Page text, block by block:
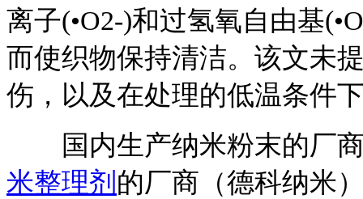
离子(•O2-)和过氢氧自由基
而使织物保持清洁。该文未
伤，以及在处理的低温条件
国内生产纳米粉末的厂商
米整理剂 的厂商（德科纳米